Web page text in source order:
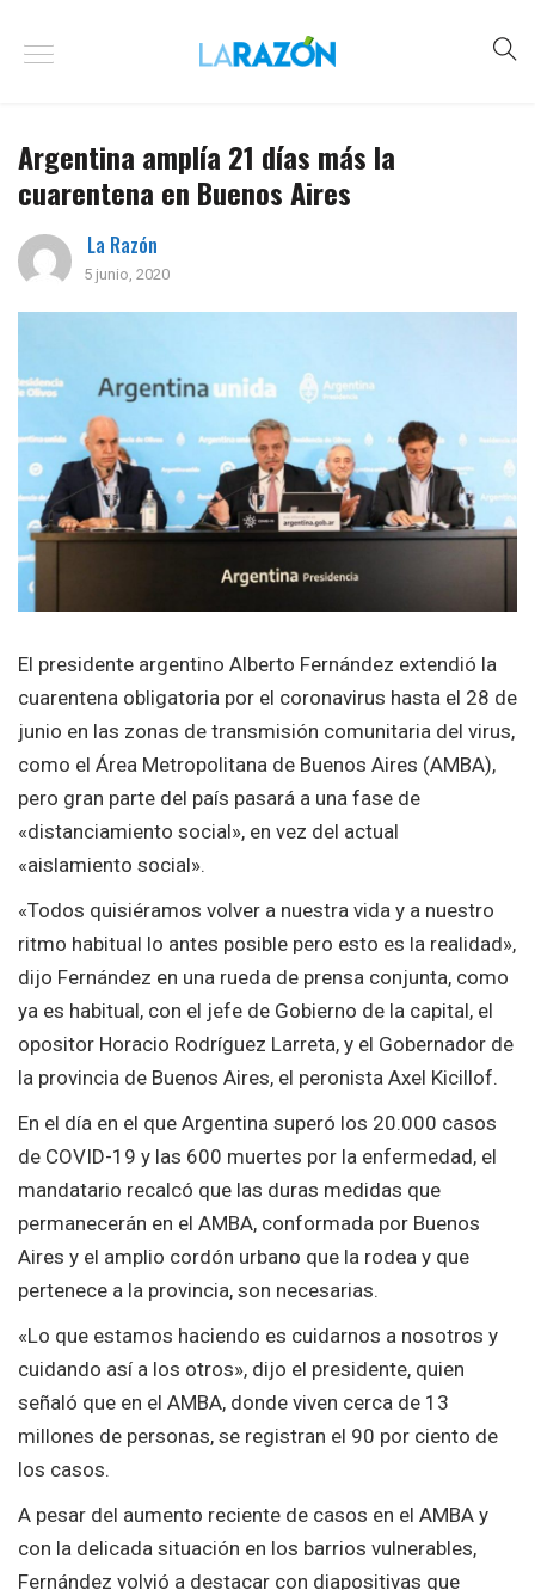
Argentina amplía 21 días más la
cuarentena en Buenos Aires
La Razón
5 junio, 2020
El presidente argentino Alberto Fernández extendió la
cuarentena obligatoria por el coronavirus hasta el 28 de
junio en las zonas de transmisión comunitaria del virus,
como el Área Metropolitana de Buenos Aires (AMBA),
pero gran parte del país pasará a una fase de
«distanciamiento social», en vez del actual
«aislamiento social».
«Todos quisiéramos volver a nuestra vida y a nuestro
ritmo habitual lo antes posible pero esto es la realidad»,
dijo Fernández en una rueda de prensa conjunta, como
ya es habitual, con el jefe de Gobierno de la capital, el
opositor Horacio Rodríguez Larreta, y el Gobernador de
la provincia de Buenos Aires, el peronista Axel Kicillof.
En el día en el que Argentina superó los 20.000 casos
de COVID-19 y las 600 muertes por la enfermedad, el
mandatario recalcó que las duras medidas que
permanecerán en el AMBA, conformada por Buenos
Aires y el amplio cordón urbano que la rodea y que
pertenece a la provincia, son necesarias.
«Lo que estamos haciendo es cuidarnos a nosotros y
cuidando así a los otros», dijo el presidente, quien
señaló que en el AMBA, donde viven cerca de 13
millones de personas, se registran el 90 por ciento de
los casos.
A pesar del aumento reciente de casos en el AMBA y
con la delicada situación en los barrios vulnerables,
Fernández volvió a destacar con diapositivas que